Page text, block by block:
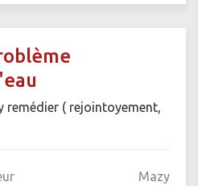
remédier ( rejointoyement,
Mazy